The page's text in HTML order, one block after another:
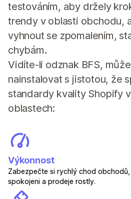
testováním, aby držely
trendy v oblasti obchodu,
vyhnout se zpomalením,
chybám.
Vidíte-li odznak BFS,
nainstalovat s jistotou, že
standardy kvality Shopify
oblastech:
Výkonnost
Zabezpečte si rychlý chod
spokojeni a prodeje rostly.